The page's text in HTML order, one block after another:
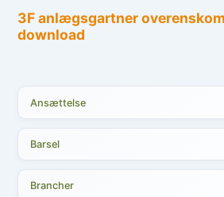
Ansættelse
Barsel
Brancher